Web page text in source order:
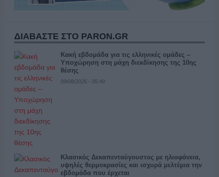
ΔΙΑΒΑΣΤΕ ΣΤΟ PARON.GR
Κακή εβδομάδα για τις ελληνικές ομάδες –
Υποχώρηση στη μάχη διεκδίκησης της 10ης
θέσης
09/08/2026 - 05:40
Κλασικός Δεκαπενταύγουστος με ηλιοφάνεια,
υψηλές θερμοκρασίες και ισχυρά μελτέμια την
εβδομάδα που έρχεται